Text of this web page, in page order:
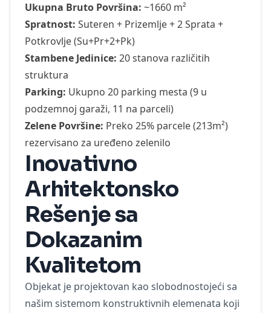
Ukupna Bruto Površina: ~1660 m²
Spratnost: Suteren + Prizemlje + 2 Sprata +
Potkrovlje (Su+Pr+2+Pk)
Stambene Jedinice: 20 stanova različitih
struktura
Parking: Ukupno 20 parking mesta (9 u
podzemnoj garaži, 11 na parceli)
Zelene Površine: Preko 25% parcele (213m²)
rezervisano za uređeno zelenilo
Inovativno
Arhitektonsko
Rešenje sa
Dokazanim
Kvalitetom
Objekat je projektovan kao slobodnostojeći sa
našim sistemom konstruktivnih elemenata koji